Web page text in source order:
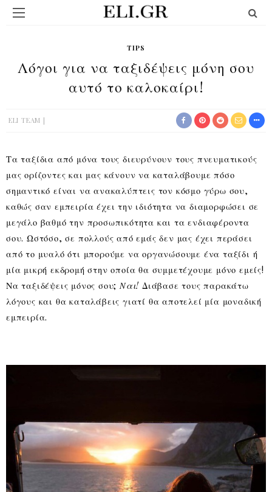
TIPS
Λόγοι για να ταξιδέψεις μόνη σου
αυτό το καλοκαίρι!
ELI TEAM
Τα ταξίδια από μόνα τους διευρύνουν τους πνευματικούς
μας ορίζοντες και μας κάνουν να καταλάβουμε πόσο
σημαντικό είναι να ανακαλύπτεις τον κόσμο γύρω σου,
καθώς σαν εμπειρία έχει την ιδιότητα να διαμορφώσει σε
μεγάλο βαθμό την προσωπικότητα και τα ενδιαφέροντα
σου. Ωστόσο, σε πολλούς από εμάς δεν μας έχει περάσει
από το μυαλό ότι μπορούμε να οργανώσουμε ένα ταξίδι ή
μία μικρή εκδρομή στην οποία θα συμμετέχουμε μόνο εμείς!
Να ταξιδέψεις μόνος σου; Ναι! Διάβασε τους παρακάτω
λόγους και θα καταλάβεις γιατί θα αποτελεί μία μοναδική
εμπειρία.